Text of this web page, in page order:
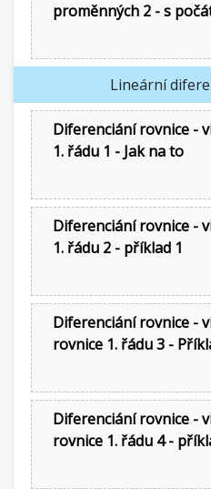
proměnných 2 - s
Lineární
Diferenciání rovnice -
1. řádu 1 - Jak na to
Diferenciání rovnice -
1. řádu 2 - příklad 1
Diferenciání rovnice -
rovnice 1. řádu 3 -
Diferenciání rovnice -
rovnice 1. řádu 4 -